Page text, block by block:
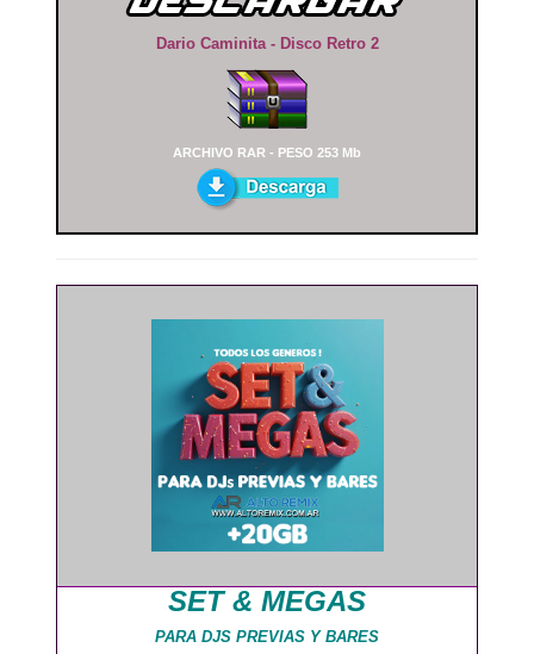
Dario Caminita - Disco Retro 2
ARCHIVO RAR - PESO 253 Mb
SET & MEGAS
PARA DJS PREVIAS Y BARES